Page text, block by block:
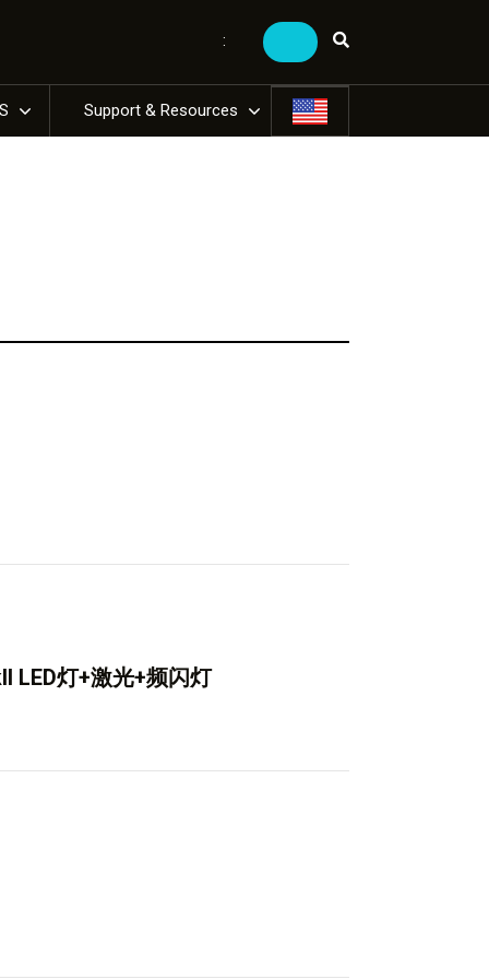
:
Support & Resources
LED灯+激光+频闪灯